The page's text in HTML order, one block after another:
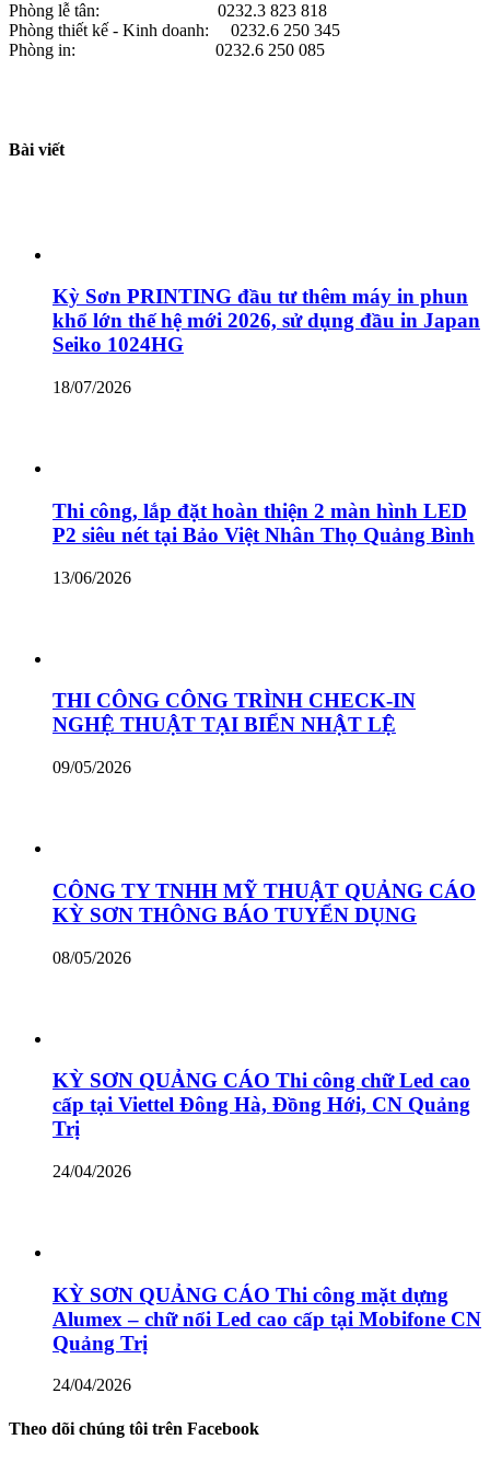
Phòng lễ tân: 0232.3 823 818
Phòng thiết kế - Kinh doanh: 0232.6 250 345
Phòng in: 0232.6 250 085
Bài viết
Kỳ Sơn PRINTING đầu tư thêm máy in phun
khổ lớn thế hệ mới 2026, sử dụng đầu in Japan
Seiko 1024HG
18/07/2026
Thi công, lắp đặt hoàn thiện 2 màn hình LED
P2 siêu nét tại Bảo Việt Nhân Thọ Quảng Bình
13/06/2026
THI CÔNG CÔNG TRÌNH CHECK-IN
NGHỆ THUẬT TẠI BIỂN NHẬT LỆ
09/05/2026
CÔNG TY TNHH MỸ THUẬT QUẢNG CÁO
KỲ SƠN THÔNG BÁO TUYỂN DỤNG
08/05/2026
KỲ SƠN QUẢNG CÁO Thi công chữ Led cao
cấp tại Viettel Đông Hà, Đồng Hới, CN Quảng
Trị
24/04/2026
KỲ SƠN QUẢNG CÁO Thi công mặt dựng
Alumex – chữ nổi Led cao cấp tại Mobifone CN
Quảng Trị
24/04/2026
Theo dõi chúng tôi trên Facebook